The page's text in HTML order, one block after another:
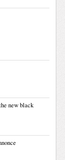
new black